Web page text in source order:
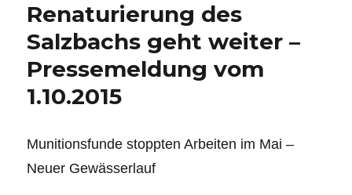
seltenen
helfen
soll
­-
Pressemeldung
vom
16.03.2016
Renaturierung des
Salzbachs geht weiter –
Pressemeldung vom
1.10.2015
Munitionsfunde stoppten Arbeiten im Mai –
Neuer Gewässerlauf